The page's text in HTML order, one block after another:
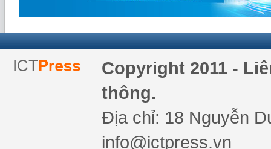
Copyright 2011 -
thông.
Địa chỉ: 18 Nguyễn
info@ictpress.vn